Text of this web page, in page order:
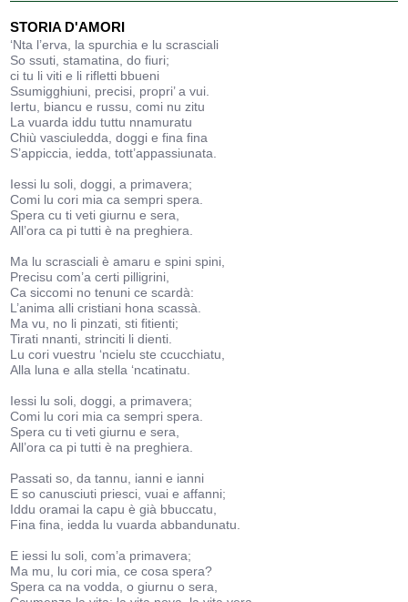
STORIA D'AMORI
‘Nta l’erva, la spurchia e lu scrasciali
So ssuti, stamatina, do fiuri;
ci tu li viti e li rifletti bbueni
Ssumigghiuni, precisi, propri’ a vui.
Iertu, biancu e russu, comi nu zitu
La vuarda iddu tuttu nnamuratu
Chiù vasciuledda, doggi e fina fina
S’appiccia, iedda, tott’appassiunata.
Iessi lu soli, doggi, a primavera;
Comi lu cori mia ca sempri spera.
Spera cu ti veti giurnu e sera,
All’ora ca pi tutti è na preghiera.
Ma lu scrasciali è amaru e spini spini,
Precisu com’a certi pilligrini,
Ca siccomi no tenuni ce scardà:
L’anima alli cristiani hona scassà.
Ma vu, no li pinzati, sti fitienti;
Tirati nnanti, strinciti li dienti.
Lu cori vuestru ‘ncielu ste ccucchiatu,
Alla luna e alla stella ‘ncatinatu.
Iessi lu soli, doggi, a primavera;
Comi lu cori mia ca sempri spera.
Spera cu ti veti giurnu e sera,
All’ora ca pi tutti è na preghiera.
Passati so, da tannu, ianni e ianni
E so canusciuti priesci, vuai e affanni;
Iddu oramai la capu è già bbuccatu,
Fina fina, iedda lu vuarda abbandunatu.
E iessi lu soli, com’a primavera;
Ma mu, lu cori mia, ce cosa spera?
Spera ca na vodda, o giurnu o sera,